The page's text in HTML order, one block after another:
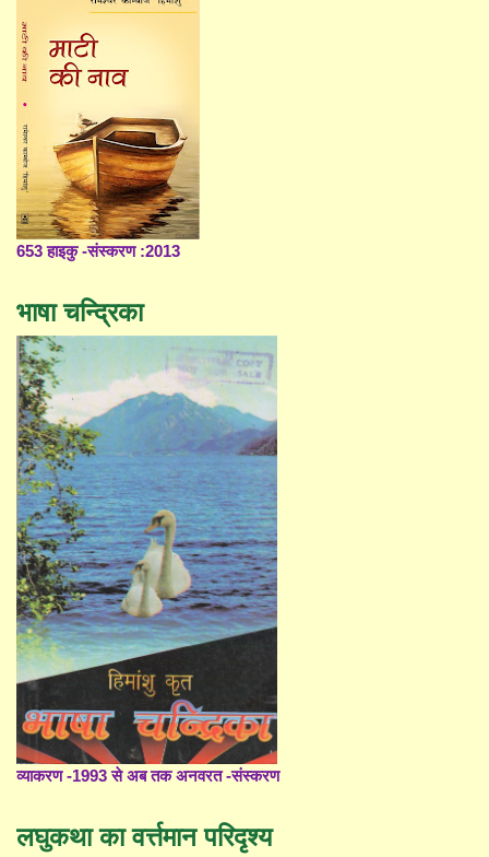
653 हाइकु -संस्करण :2013
भाषा चन्द्रिका
व्याकरण -1993 से अब तक अनवरत -संस्करण
लघुकथा का वर्त्तमान परिदृश्य